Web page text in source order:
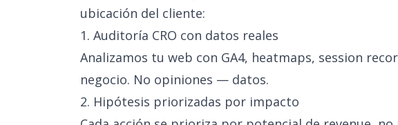
ubicación del cliente:
1. Auditoría CRO con datos reales
Analizamos tu web con GA4, heatmaps, session
negocio. No opiniones — datos.
2. Hipótesis priorizadas por impacto